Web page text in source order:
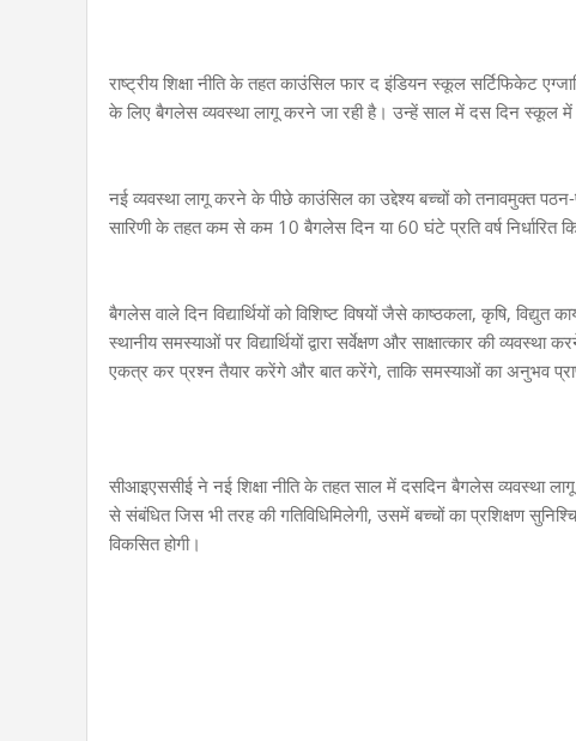
राष्ट्रीय शिक्षा नीति के तहत काउंसिल फार द इंडियन स्कूल
के लिए बैगलेस व्यवस्था लागू करने जा रही है। उन्हें साल में दस दिन स्कूल
नई व्यवस्था लागू करने के पीछे काउंसिल का उद्देश्य बच्चों को तनावमुक्त
सारिणी के तहत कम से कम 10 बैगलेस दिन या 60 घंटे प्रति वर्ष निर्धारित
बैगलेस वाले दिन विद्यार्थियों को विशिष्ट विषयों जैसे काष्ठकला, कृषि, विद्युत
स्थानीय समस्याओं पर विद्यार्थियों द्वारा सर्वेक्षण और साक्षात्कार की
एकत्र कर प्रश्न तैयार करेंगे और बात करेंगे, ताकि समस्याओं का अनुभव
सीआइएससीई ने नई शिक्षा नीति के तहत साल में दसदिन बैगलेस व्यवस्था
से संबंधित जिस भी तरह की गतिविधिमिलेगी, उसमें बच्चों का प्रशिक्षण
विकसित होगी।